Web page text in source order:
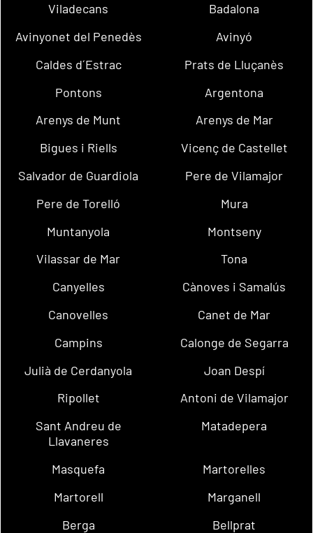
Viladecans
Badalona
Avinyonet del Penedès
Avinyó
Caldes d´Estrac
Prats de Lluçanès
Pontons
Argentona
Arenys de Munt
Arenys de Mar
Bigues i Riells
Vicenç de Castellet
Salvador de Guardiola
Pere de Vilamajor
Pere de Torelló
Mura
Muntanyola
Montseny
Vilassar de Mar
Tona
Canyelles
Cànoves i Samalús
Canovelles
Canet de Mar
Campins
Calonge de Segarra
Julià de Cerdanyola
Joan Despí
Ripollet
Antoni de Vilamajor
Sant Andreu de
Llavaneres
Matadepera
Masquefa
Martorelles
Martorell
Marganell
Berga
Bellprat